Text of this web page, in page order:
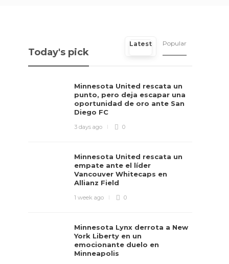
Today's pick
Latest Popular
Minnesota United rescata un
punto, pero deja escapar una
oportunidad de oro ante San
Diego FC
3 days ago 0
Minnesota United rescata un
empate ante el líder
Vancouver Whitecaps en
Allianz Field
1 week ago 0
Minnesota Lynx derrota a New
York Liberty en un
emocionante duelo en
Minneapolis